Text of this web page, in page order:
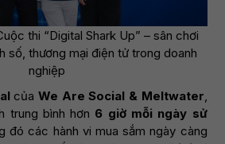
thi “Digital Shark Up” – sân chơi
số, thương mại điện tử trong doanh
nghiệp
của We Are Social & Meltwater,
trung bình hơn 6 giờ mỗi ngày sử
đó các hành vi mua sắm ngày càng